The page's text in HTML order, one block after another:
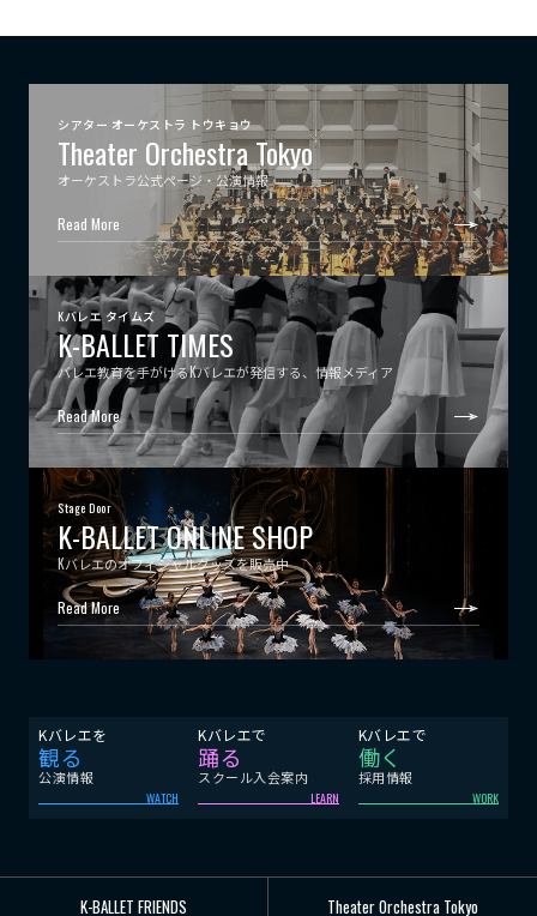
シアター オーケストラ トウキョウ
Theater Orchestra Tokyo
オーケストラ公式ページ・公演情報
Read More
Kバレエ タイムズ
K-BALLET TIMES
バレエ教育を手がけるKバレエが発信する、情報メディア
Read More
Stage Door
K-BALLET ONLINE SHOP
Kバレエのオフィシャルグッズを販売中
Read More
Kバレエを
観る
公演情報
WATCH
Kバレエで
踊る
スクール入会案内
LEARN
Kバレエで
働く
採用情報
WORK
K-BALLET FRIENDS Theater Orchestra Tokyo